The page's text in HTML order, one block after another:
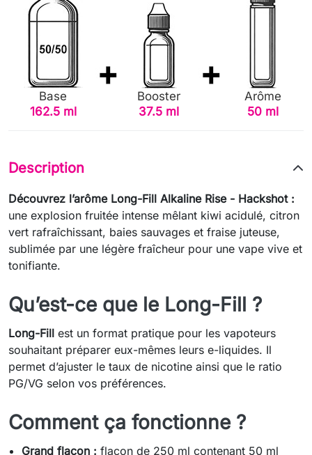
Base
162.5 ml
Booster
37.5 ml
Arôme
50 ml
Description
Découvrez l’arôme Long-Fill Alkaline Rise - Hackshot :
une explosion fruitée intense mêlant kiwi acidulé, citron
vert rafraîchissant, baies sauvages et fraise juteuse,
sublimée par une légère fraîcheur pour une vape vive et
tonifiante.
Qu’est-ce que le Long-Fill ?
Long-Fill est un format pratique pour les vapoteurs
souhaitant préparer eux-mêmes leurs e-liquides. Il
permet d’ajuster le taux de nicotine ainsi que le ratio
PG/VG selon vos préférences.
Comment ça fonctionne ?
Grand flacon : flacon de 250 ml contenant 50 ml